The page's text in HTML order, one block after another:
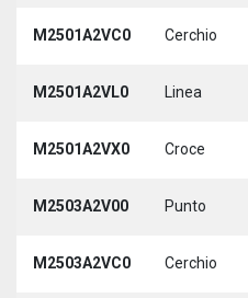
M2501A2VC0 Cerchio
M2501A2VL0 Linea
M2501A2VX0 Croce
M2503A2V00 Punto
M2503A2VC0 Cerchio